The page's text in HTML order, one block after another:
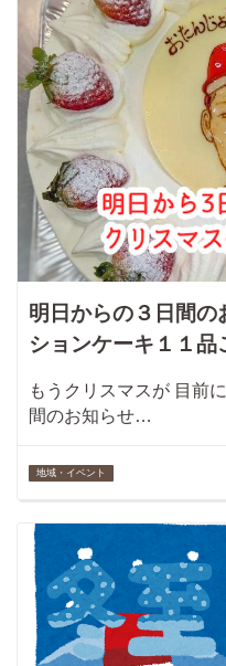
明日からの３日間の
ションケーキ１１品
もうクリスマスが 目前
間のお知らせ…
地域・イベント